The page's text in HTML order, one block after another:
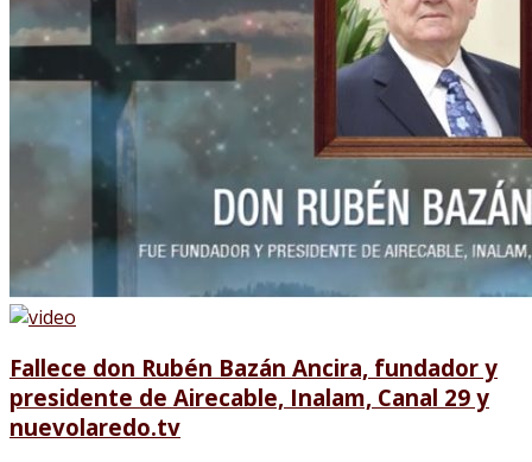
Fallece don Rubén Bazán Ancira, fundador y
presidente de Airecable, Inalam, Canal 29 y
nuevolaredo.tv